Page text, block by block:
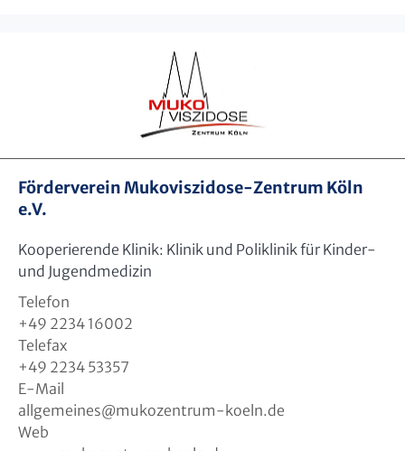
Förderverein Mukoviszidose-Zentrum Köln
e.V.
Kooperierende Klinik: Klinik und Poliklinik für Kinder-
und Jugendmedizin
Telefon
+49 2234 16002
Telefax
+49 2234 53357
E-Mail
allgemeines@mukozentrum-koeln.de
Web